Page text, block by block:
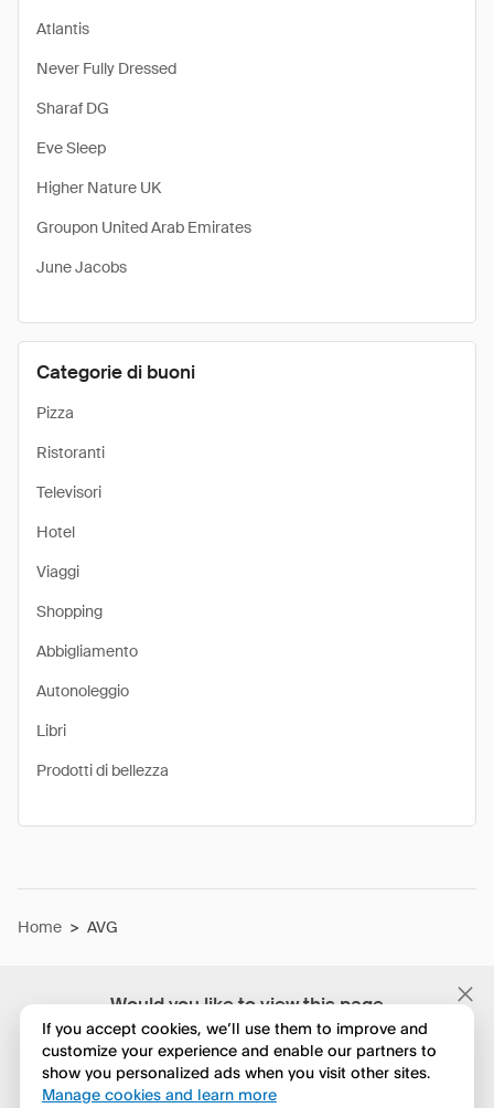
Would you like to view this page
in English?
No, continua a esplorare
Atlantis
Never Fully Dressed
Sharaf DG
Eve Sleep
Higher Nature UK
Groupon United Arab Emirates
June Jacobs
Categorie di buoni
Pizza
Ristoranti
Televisori
Hotel
Viaggi
Shopping
Abbigliamento
Autonoleggio
Libri
Prodotti di bellezza
Home > AVG
If you accept cookies, we’ll use them to improve and
customize your experience and enable our partners to
show you personalized ads when you visit other sites.
Manage cookies and learn more